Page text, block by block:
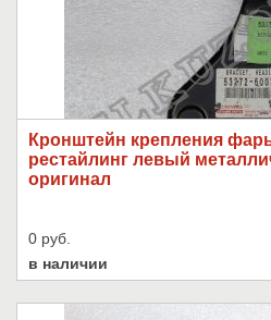
Кронштейн крепления
рестайлинг левый
оригинал
0 руб.
в наличии